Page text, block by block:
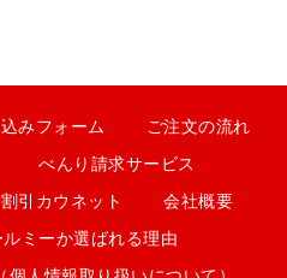
みフォーム ご注文の流れ
べんり請求サービス
割引カウネット 会社概要
ルミーか選ばれる理由